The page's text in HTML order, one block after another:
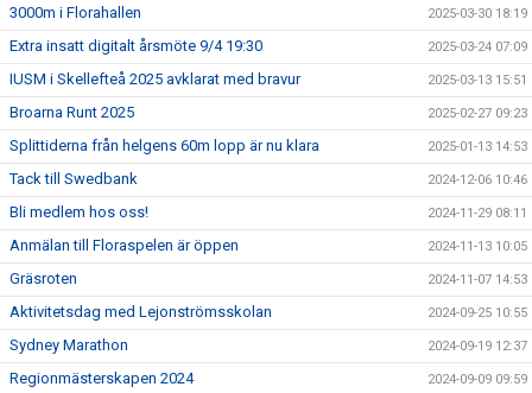
3000m i Florahallen 2025-03-30 18:19
Extra insatt digitalt årsmöte 9/4 19:30 2025-03-24 07:09
IUSM i Skellefteå 2025 avklarat med bravur 2025-03-13 15:51
Broarna Runt 2025 2025-02-27 09:23
Splittiderna från helgens 60m lopp är nu klara 2025-01-13 14:53
Tack till Swedbank 2024-12-06 10:46
Bli medlem hos oss! 2024-11-29 08:11
Anmälan till Floraspelen är öppen 2024-11-13 10:05
Gräsroten 2024-11-07 14:53
Aktivitetsdag med Lejonströmsskolan 2024-09-25 10:55
Sydney Marathon 2024-09-19 12:37
Regionmästerskapen 2024 2024-09-09 09:59